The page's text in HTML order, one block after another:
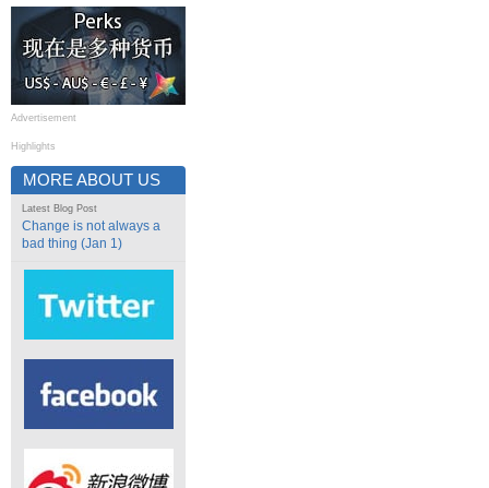
Advertisement
Highlights
MORE ABOUT US
Latest Blog Post
Change is not always a
bad thing (Jan 1)